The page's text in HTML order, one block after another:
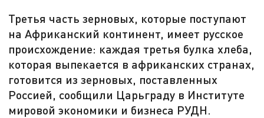
Третья часть зерновых, которые поступают
на Африканский континент, имеет русское
происхождение: каждая третья булка хлеба,
которая выпекается в африканских странах,
готовится из зерновых, поставленных
Россией, сообщили Царьграду в Институте
мировой экономики и бизнеса РУДН.